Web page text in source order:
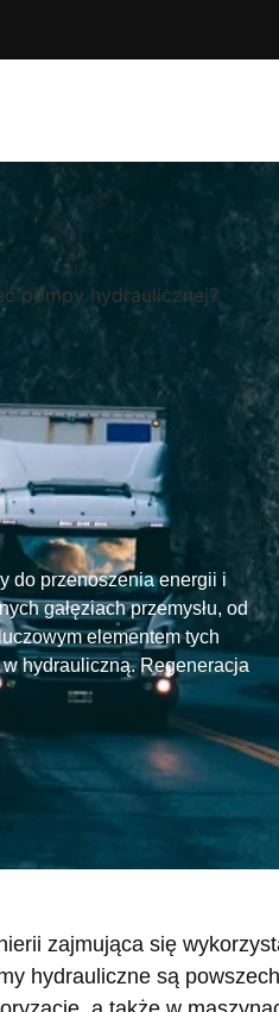
pompy hydraulicznej?
do przenoszenia energii i
gałęziach przemysłu, od
elementem tych
hydrauliczną. Regeneracja
zajmująca się
hydrauliczne są